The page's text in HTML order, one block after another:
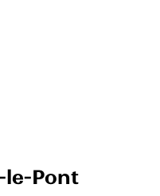
Pont